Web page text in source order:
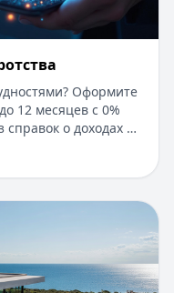
Оформите
12 месяцев с 0%
справок о доходах и
Получите деньги
сервисы.